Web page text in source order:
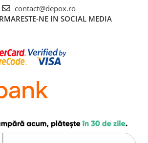
contact@depox.ro
NE IN SOCIAL MEDIA